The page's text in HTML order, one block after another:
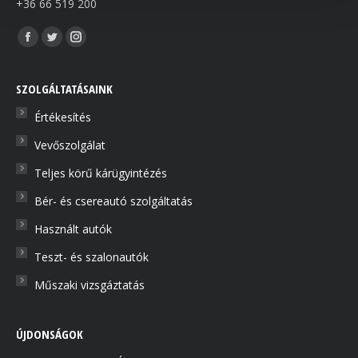
+36 66 519 200
Find us on:
Facebook
opens
window
Twitter
opens
in
window
Instagram
opens
in
window
SZOLGÁLTATÁSAINK
Értékesítés
Vevőszolgálat
Teljes körű kárügyintézés
Bér- és csereautó szolgáltatás
Használt autók
Teszt- és szalonautók
Műszaki vizsgáztatás
ÚJDONSÁGOK